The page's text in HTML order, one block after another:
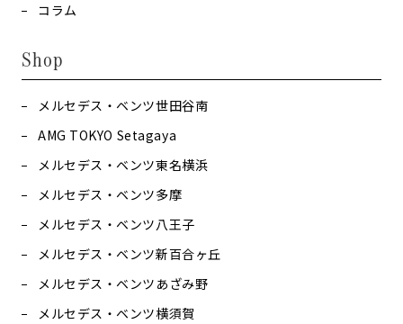
コラム
Shop
メルセデス・ベンツ世田谷南
AMG TOKYO Setagaya
メルセデス・ベンツ東名横浜
メルセデス・ベンツ多摩
メルセデス・ベンツ八王子
メルセデス・ベンツ新百合ヶ丘
メルセデス・ベンツあざみ野
メルセデス・ベンツ横須賀